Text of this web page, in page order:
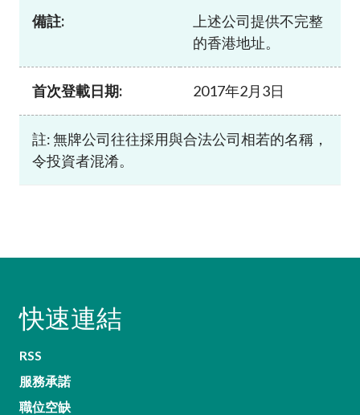
備註:
上述公司提供不完整
的香港地址。
首次登載日期: 2017年2月3日
註: 無牌公司往往採用與合法公司相若的名稱，
令投資者混淆。
快速連結
RSS
服務承諾
職位空缺